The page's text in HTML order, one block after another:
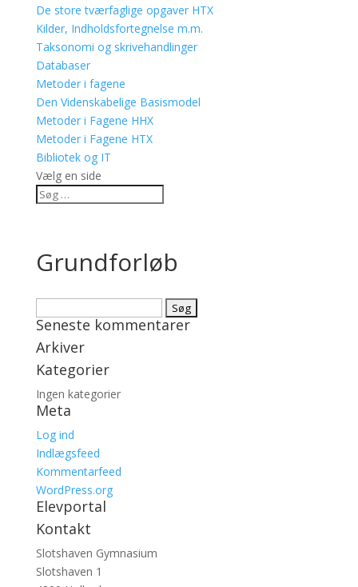
De store tværfaglige opgaver HTX
Kilder, Indholdsfortegnelse m.m.
Taksonomi og skrivehandlinger
Databaser
Metoder i fagene
Den Videnskabelige Basismodel
Metoder i Fagene HHX
Metoder i Fagene HTX
Bibliotek og IT
Vælg en side
Grundforløb
efter:
Seneste kommentarer
Arkiver
Kategorier
Ingen kategorier
Meta
Log ind
Indlægsfeed
Kommentarfeed
WordPress.org
Elevportal
Kontakt
Slotshaven Gymnasium
Slotshaven 1